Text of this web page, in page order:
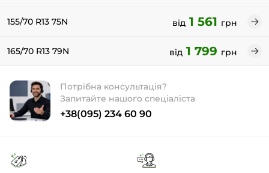
155/70 R13 75N від 1 561 грн
165/70 R13 79N від 1 799 грн
Потрібна консультація?
Запитайте нашого спеціаліста
+38(095) 234 60 90